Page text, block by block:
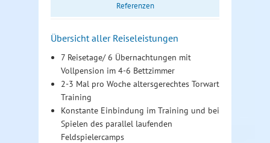
Referenzen
Übersicht aller Reiseleistungen
7 Reisetage/ 6 Übernachtungen mit
Vollpension im 4-6 Bettzimmer
2-3 Mal pro Woche altersgerechtes Torwart
Training
Konstante Einbindung im Training und bei
Spielen des parallel laufenden
Feldspielercamps